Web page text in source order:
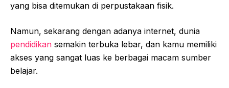
yang bisa ditemukan di perpustakaan fisik.
Namun, sekarang dengan adanya internet, dunia
pendidikan semakin terbuka lebar, dan kamu memiliki
akses yang sangat luas ke berbagai macam sumber
belajar.